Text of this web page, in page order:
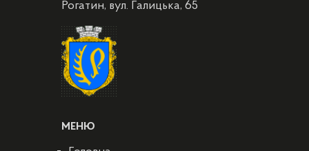
Рогатин, вул. Галицька, 65
МЕНЮ